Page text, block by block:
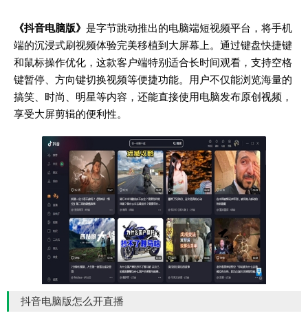
《抖音电脑版》 是字节跳动推出的电脑端短视频平台，将手机
端的沉浸式刷视频体验完美移植到大屏幕上。通过键盘快捷键
和鼠标操作优化，这款客户端特别适合长时间观看，支持空格
键暂停、方向键切换视频等便捷功能。用户不仅能浏览海量的
搞笑、时尚、明星等内容，还能直接使用电脑发布原创视频，
享受大屏剪辑的便利性。
抖音电脑版怎么开直播